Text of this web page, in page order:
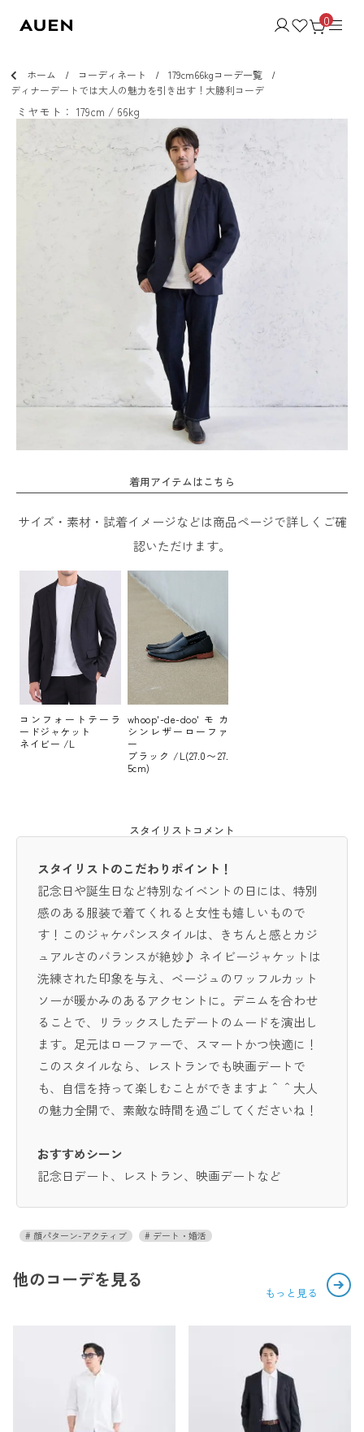
0
ホーム コーディネート
179cm66kgコーデ一覧
ディナーデートでは大人の魅力を引き出す！大勝利コーデ
ミヤモト： 179cm / 66kg
着用アイテムはこちら
サイズ・素材・試着イメージなどは商品ページで詳しくご確
認いただけます。
コンフォートテーラ
ードジャケット
ネイビー /L
whoop'-de-doo'モカ
シンレザーローファ
ー
ブラック /L(27.0〜27.
5cm)
スタイリストコメント
スタイリストのこだわりポイント！
記念日や誕生日など特別なイベントの日には、特別
感のある服装で着てくれると女性も嬉しいもので
す！このジャケパンスタイルは、きちんと感とカジ
ュアルさのバランスが絶妙♪ ネイビージャケットは
洗練された印象を与え、ベージュのワッフルカット
ソーが暖かみのあるアクセントに。デニムを合わせ
ることで、リラックスしたデートのムードを演出し
ます。足元はローファーで、スマートかつ快適に！
このスタイルなら、レストランでも映画デートで
も、自信を持って楽しむことができますよ＾＾大人
の魅力全開で、素敵な時間を過ごしてくださいね！
おすすめシーン
記念日デート、レストラン、映画デートなど
顔パターン-アクティブ デート・婚活
他のコーデを見る
もっと見る